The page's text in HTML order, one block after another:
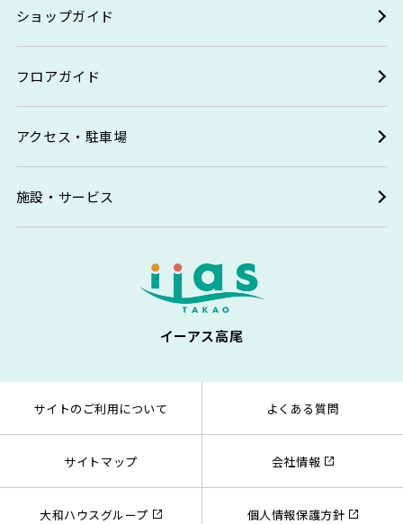
ショップガイド
フロアガイド
アクセス・駐車場
施設・サービス
イーアス高尾
サイトのご利用について よくある質問
サイトマップ 会社情報
大和ハウスグループ 個人情報保護方針